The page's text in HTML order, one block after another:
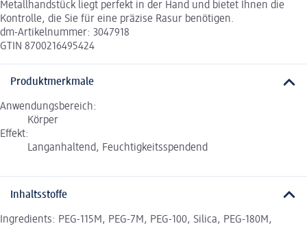
Metallhandstück liegt perfekt in der Hand und bietet Ihnen die
Kontrolle, die Sie für eine präzise Rasur benötigen.
dm-Artikelnummer: 3047918
GTIN 8700216495424
Produktmerkmale
Anwendungsbereich:
Körper
Effekt:
Langanhaltend, Feuchtigkeitsspendend
Inhaltsstoffe
Ingredients: PEG-115M, PEG-7M, PEG-100, Silica, PEG-180M,